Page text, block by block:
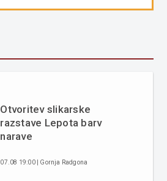
Otvoritev slikarske
razstave Lepota barv
narave
07.08 19:00 | Gornja Radgona